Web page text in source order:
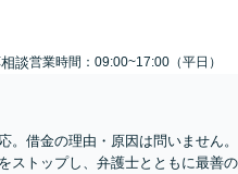
談営業時間：09:00~17:00（平日）
。借金の理由・原因は問いません
ストップし、弁護士とともに最善